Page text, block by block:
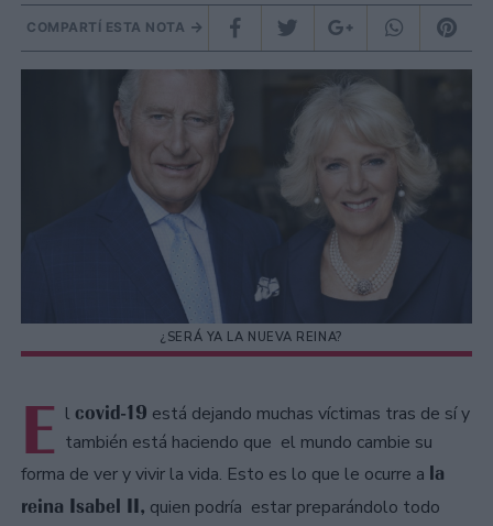
COMPARTÍ ESTA NOTA
¿SERÁ YA LA NUEVA REINA?
E l covid-19 está dejando muchas víctimas tras de sí y
también está haciendo que el mundo cambie su
forma de ver y vivir la vida. Esto es lo que le ocurre a la
reina Isabel II, quien podría estar preparándolo todo